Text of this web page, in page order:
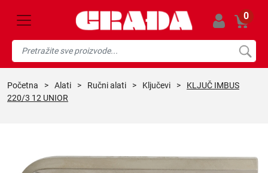
0
početna > alati > ručni alati > ključevi >
KLJUČ IMBUS
220/3 12 UNIOR